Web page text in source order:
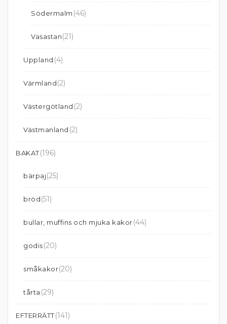
Södermalm (46)
Vasastan(21)
Uppland (4)
Värmland(2)
Västergötland (2)
Västmanland (2)
BAKAT(196)
bärpaj(25)
bröd(51)
bullar, muffins och mjuka kakor(44)
godis(20)
småkakor(20)
tårta (29)
EFTERRÄTT(141)